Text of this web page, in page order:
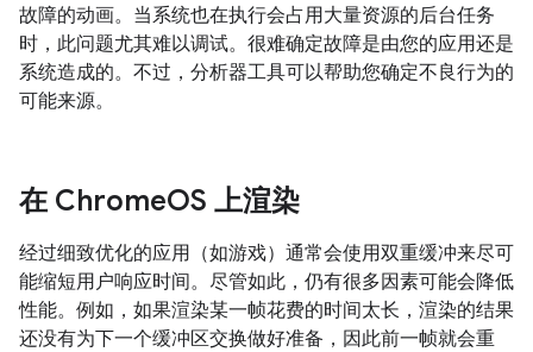
故障的动画。当系统也在执行会占用大量资源的后台任务
时，此问题尤其难以调试。很难确定故障是由您的应用还是
系统造成的。不过，分析器工具可以帮助您确定不良行为的
可能来源。
在 ChromeOS 上渲染
经过细致优化的应用（如游戏）通常会使用双重缓冲来尽可
能缩短用户响应时间。尽管如此，仍有很多因素可能会降低
性能。例如，如果渲染某一帧花费的时间太长，渲染的结果
还没有为下一个缓冲区交换做好准备，因此前一帧就会重